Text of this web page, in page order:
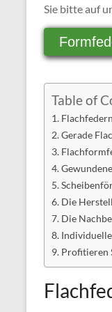
Sie bitte auf
Table of
Gerade
Die
Die
Profitieren